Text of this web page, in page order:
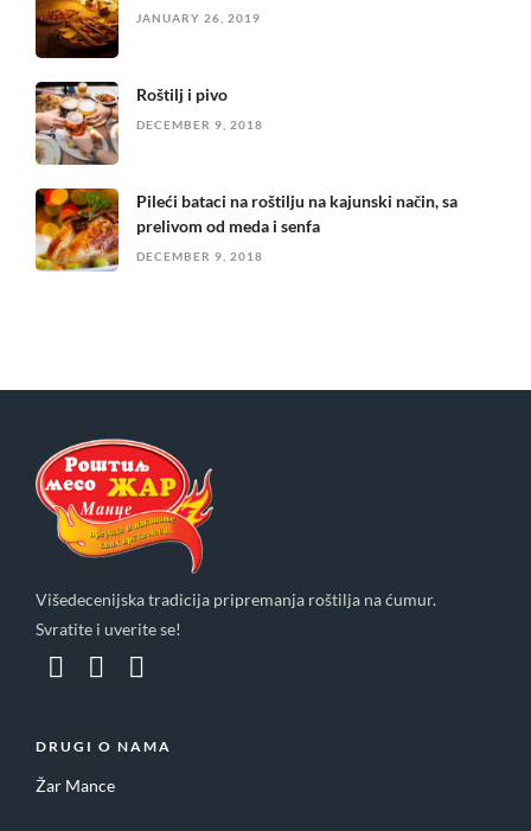
JANUARY 26, 2019
Roštilj i pivo
DECEMBER 9, 2018
Pileći bataci na roštilju na kajunski način, sa
prelivom od meda i senfa
DECEMBER 9, 2018
Višedecenijska tradicija pripremanja roštilja na ćumur.
Svratite i uverite se!
DRUGI O NAMA
Žar Mance